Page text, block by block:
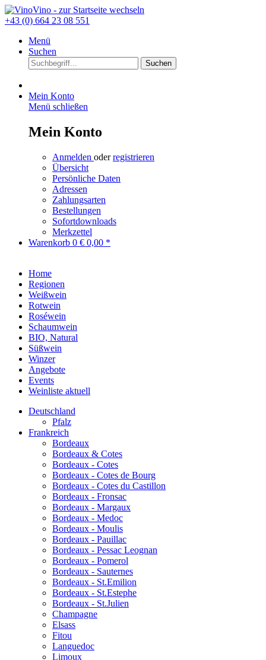
+43 (0) 664 23 08 551
Menü
Suchen
Suchen
Mein Konto
Menü schließen
Mein Konto
Anmelden oderregistrieren
Übersicht
Persönliche Daten
Adressen
Zahlungsarten
Bestellungen
Sofortdownloads
Merkzettel
Warenkorb 0 € 0,00 *
Home
Regionen
Weißwein
Rotwein
Roséwein
Schaumwein
BIO, Natural
Süßwein
Winzer
Angebote
Events
Weinliste aktuell
Deutschland
Pfalz
Frankreich
Bordeaux
Bordeaux & Cotes
Bordeaux - Cotes
Bordeaux - Cotes de Bourg
Bordeaux - Cotes du Castillon
Bordeaux - Fronsac
Bordeaux - Margaux
Bordeaux - Medoc
Bordeaux - Moulis
Bordeaux - Pauillac
Bordeaux - Pessac Leognan
Bordeaux - Pomerol
Bordeaux - Sauternes
Bordeaux - St.Emilion
Bordeaux - St.Estephe
Bordeaux - St.Julien
Champagne
Elsass
Fitou
Languedoc
Limoux